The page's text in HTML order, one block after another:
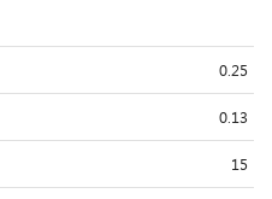
0.25
0.13
15